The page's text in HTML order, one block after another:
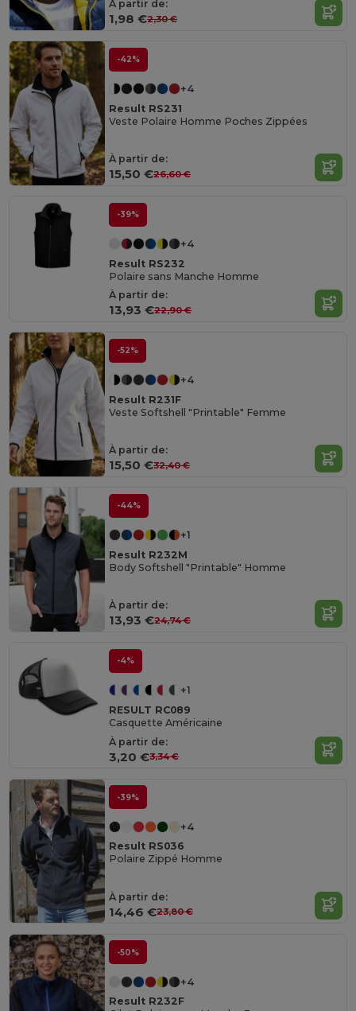
À partir de:
1,98 €2,30 €
-42%
+4
Result RS231
Veste Polaire Homme Poches Zippées
À partir de:
15,50 €26,60 €
-39%
+4
Result RS232
Polaire sans Manche Homme
À partir de:
13,93 €22,90 €
-52%
+4
Result R231F
Veste Softshell "Printable" Femme
À partir de:
15,50 €32,40 €
-44%
+1
Result R232M
Body Softshell "Printable" Homme
À partir de:
13,93 €24,74 €
-4%
+1
RESULT RC089
Casquette Américaine
À partir de:
3,20 €3,34 €
-39%
+4
Result RS036
Polaire Zippé Homme
À partir de:
14,46 €23,80 €
-50%
+4
Result R232F